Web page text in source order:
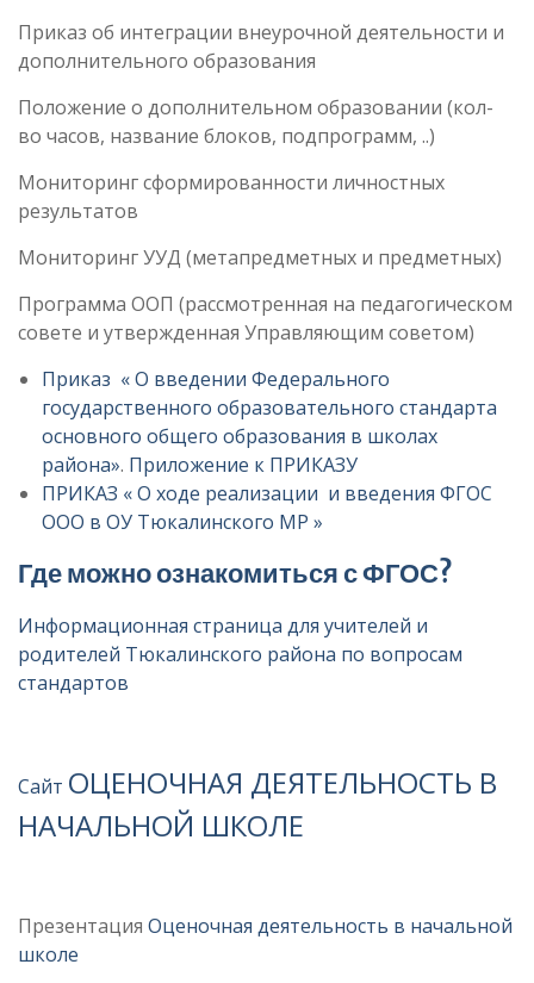
Приказ об интеграции внеурочной деятельности и
дополнительного образования
Положение о дополнительном образовании (кол-
во часов, название блоков, подпрограмм, ..)
Мониторинг сформированности личностных
результатов
Мониторинг УУД (метапредметных и предметных)
Программа ООП (рассмотренная на педагогическом
совете и утвержденная Управляющим советом)
Приказ « О введении Федерального
государственного образовательного стандарта
основного общего образования в школах
района». Приложение к ПРИКАЗУ
ПРИКАЗ « О ходе реализации и введения ФГОС
ООО в ОУ Тюкалинского МР »
Где можно ознакомиться с ФГОС?
Информационная страница для учителей и
родителей Тюкалинского района по вопросам
стандартов
Сайт ОЦЕНОЧНАЯ ДЕЯТЕЛЬНОСТЬ В
НАЧАЛЬНОЙ ШКОЛЕ
Презентация Оценочная деятельность в начальной
школе